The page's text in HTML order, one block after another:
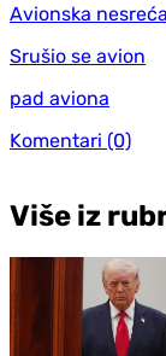
Avionska nesreća
Srušio se avion
pad aviona
Komentari (0)
Više iz